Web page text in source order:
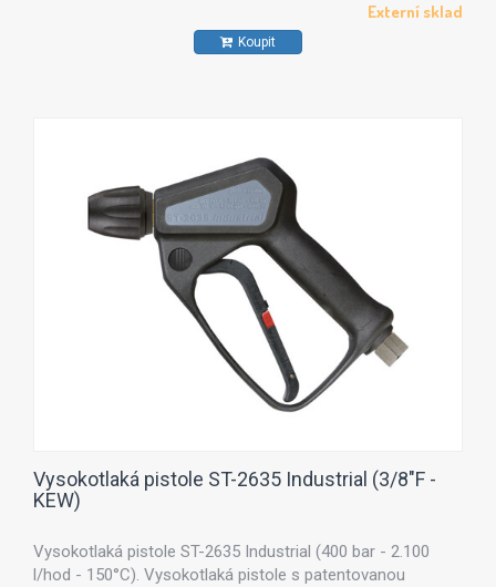
Externí sklad
Koupit
Vysokotlaká pistole ST-2635 Industrial (3/8"F -
KEW)
Vysokotlaká pistole ST-2635 Industrial (400 bar - 2.100
l/hod - 150°C). Vysokotlaká pistole s patentovanou